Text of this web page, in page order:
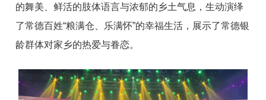
的舞美、鲜活的肢体语言与浓郁的乡土气息，生动演绎
了常德百姓“粮满仓、乐满怀”的幸福生活，展示了常德银
龄群体对家乡的热爱与眷恋。